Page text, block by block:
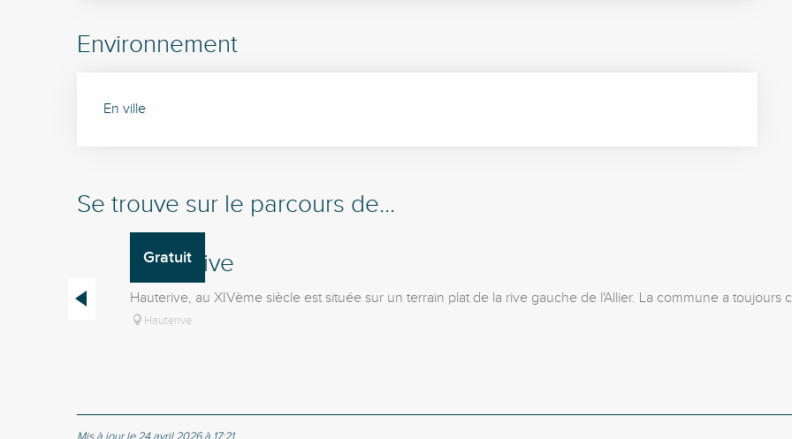
Environnement
En ville
Se trouve sur le parcours de...
Gratuit
Hauterive
Hauterive, au XIVème siècle est située sur un terrain plat de la rive gauche de l'Allier. La commune a toujours
Hauterive